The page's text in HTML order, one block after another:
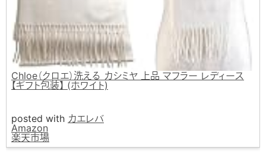
Chloe（クロエ）洗える カシミヤ 上品 マフラー レディース
【ギフト包装】 (ホワイト)
posted with カエレバ
Amazon
楽天市場